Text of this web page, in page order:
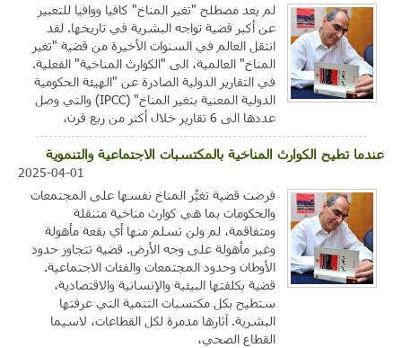
لم يعد مصطلح "تغير المناخ" كافيا ووافيا للتعبير
عن أكبر قضية تواجه البشرية في تاريخها. لقد
انتقل العالم في السنوات الأخيرة من قضية "تغير
المناخ" العالمية، الى "الكوارث المناخية" الفعلية.
في التقارير الدولية الصادرة عن "الهيئة الحكومية
الدولية المعنية بتغير المناخ" (IPCC) والتي وصل
عددها الى 6 تقارير خلال أكثر من ربع قرن،
عندما تطيح الكوارث المناخية بالمكتسبات الاجتماعية والتنموية
2025-04-01
فرضت قضية تغيُّر المناخ نفسها على المجتمعات
والحكومات بما هي كوارث مناخية متنقلة
ومتفاقمة، لم ولن تسلم منها أي بقعة مأهولة
وغير مأهولة على وجه الأرض. قضية تتجاوز حدود
الأوطان وحدود المجتمعات والفئات الاجتماعية.
قضية بكلفتها البيئية والإنسانية والاقتصادية،
ستطيح بكل مكتسبات التنمية التي عرفتها
البشرية. آثارها مدمرة لكل القطاعات، لاسيما
القطاع الصحي،